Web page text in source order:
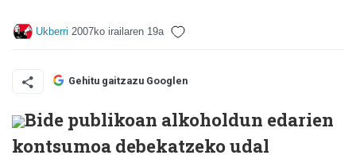
Ukberri 2007ko irailaren 19a
Gehitu gaitzazu Googlen
Bide publikoan alkoholdun edarien
kontsumoa debekatzeko udal